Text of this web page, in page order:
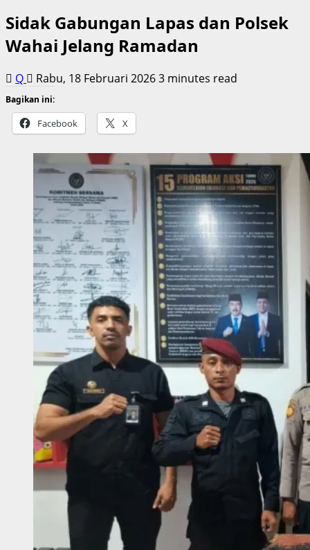
Sidak Gabungan Lapas dan Polsek
Wahai Jelang Ramadan
Q Rabu, 18 Februari 20263 minutes read
Bagikan ini:
Facebook X